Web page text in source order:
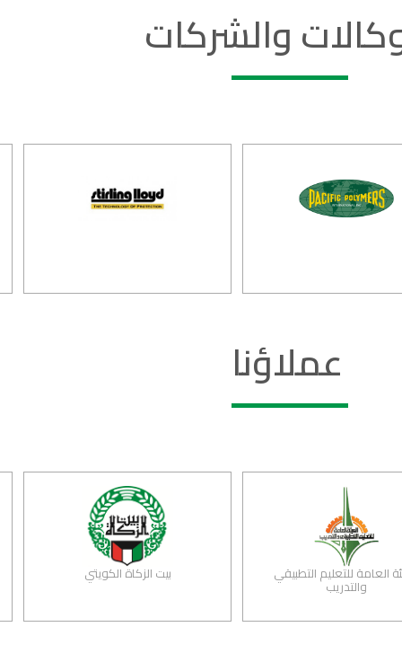
والشركات
عملاؤنا
بيت الزكاة الكويتي الهيئة العامة للتعليم التطبيقي
والتدريب